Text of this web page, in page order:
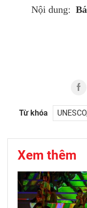
Nội dung:
Từ khóa
Xem thêm